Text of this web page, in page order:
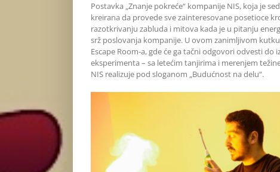
Postavka „Znanje pokreće“ kompanije NIS, koja je
kreirana da provede sve zainteresovane posetioce
razotkrivanju zabluda i mitova kada je u pitanju
srž poslovanja kompanije. U ovom zanimljivom
Escape Room-a, gde će ga tačni odgovori odvesti
eksperimenta – sa letećim tanjirima i merenjem
NIS realizuje pod sloganom „Budućnost na delu“.